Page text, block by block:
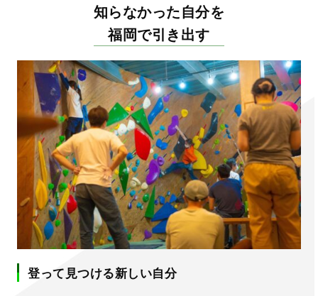
知らなかった自分を
福岡で引き出す
登って見つける新しい自分